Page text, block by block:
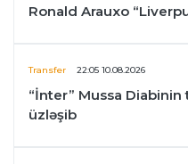
Ronald Arauxo
Transfer 22:05 10.08.2026
“İnter” Mussa
üzləşib